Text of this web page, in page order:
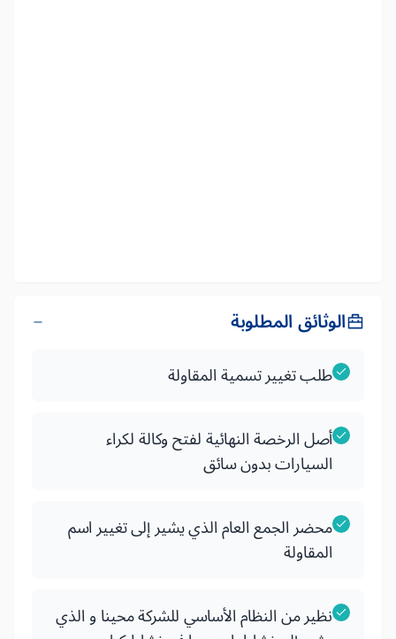
الوثائق المطلوبة
طلب تغيير تسمية المقاولة
أصل الرخصة النهائية لفتح وكالة لكراء
السيارات بدون سائق
محضر الجمع العام الذي يشير إلى تغيير اسم
المقاولة
نظير من النظام الأساسي للشركة محينا و الذي